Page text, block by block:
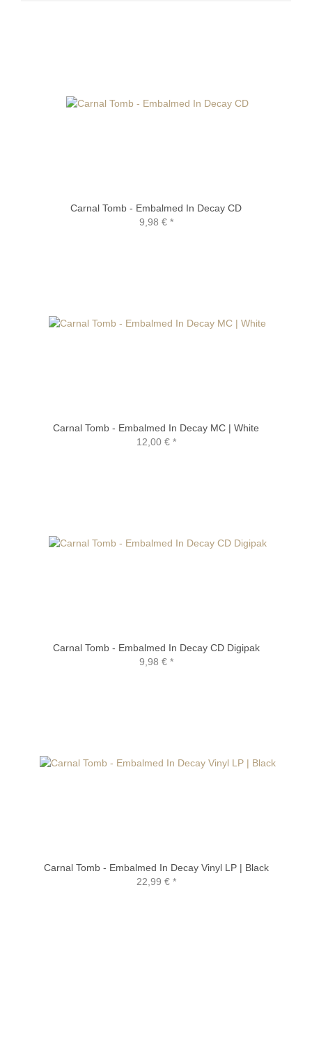
Carnal Tomb - Embalmed In Decay CD
9,98 €*
Carnal Tomb - Embalmed In Decay MC | White
12,00 €*
Carnal Tomb - Embalmed In Decay CD Digipak
9,98 €*
Carnal Tomb - Embalmed In Decay Vinyl LP | Black
22,99 €*